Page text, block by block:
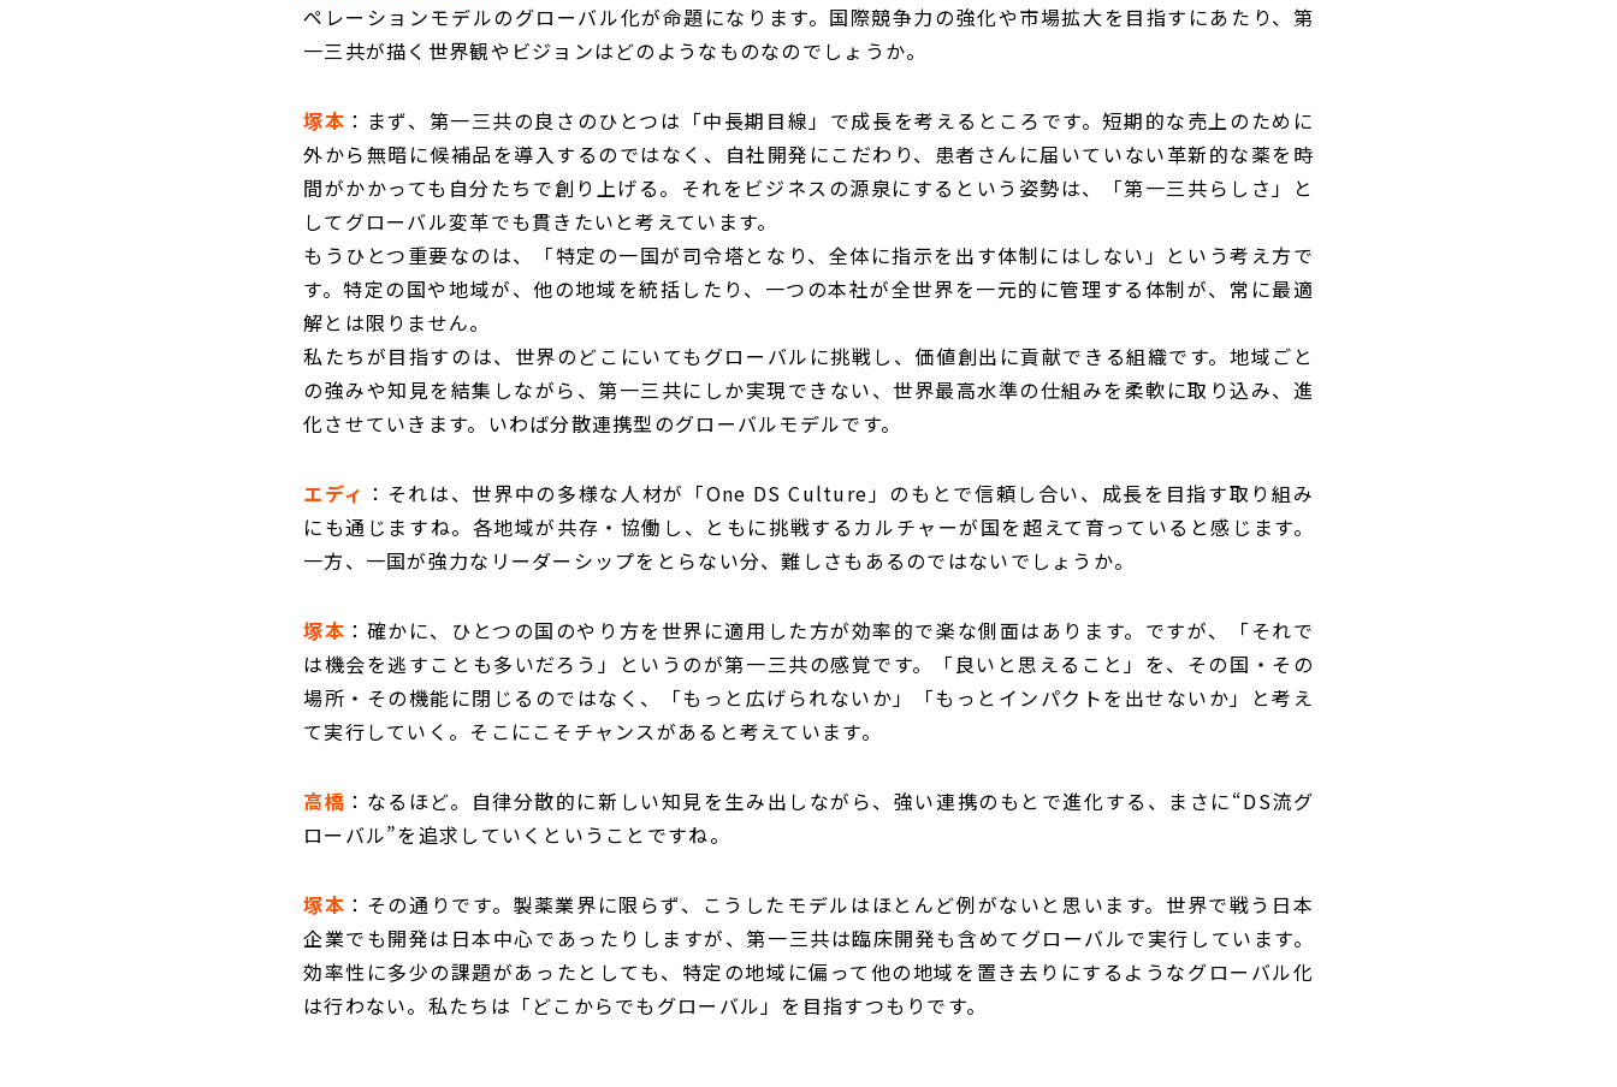
ペレーションモデルのグローバル化が命題になります。国際競争力の強化や市場拡大を目指すにあたり、第
一三共が描く世界観やビジョンはどのようなものなのでしょうか。
塚本 ：まず、第一三共の良さのひとつは「中長期目線」で成長を考えるところです。短期的な売上のために
外から無暗に候補品を導入するのではなく、自社開発にこだわり、患者さんに届いていない革新的な薬を時
間がかかっても自分たちで創り上げる。それをビジネスの源泉にするという姿勢は、「第一三共らしさ」と
してグローバル変革でも貫きたいと考えています。
もうひとつ重要なのは、「特定の一国が司令塔となり、全体に指示を出す体制にはしない」という考え方で
す。特定の国や地域が、他の地域を統括したり、一つの本社が全世界を一元的に管理する体制が、常に最適
解とは限りません。
私たちが目指すのは、世界のどこにいてもグローバルに挑戦し、価値創出に貢献できる組織です。地域ごと
の強みや知見を結集しながら、第一三共にしか実現できない、世界最高水準の仕組みを柔軟に取り込み、進
化させていきます。いわば分散連携型のグローバルモデルです。
エディ ：それは、世界中の多様な人材が「One DS Culture」のもとで信頼し合い、成長を目指す取り組み
にも通じますね。各地域が共存・協働し、ともに挑戦するカルチャーが国を超えて育っていると感じます。
一方、一国が強力なリーダーシップをとらない分、難しさもあるのではないでしょうか。
塚本 ：確かに、ひとつの国のやり方を世界に適用した方が効率的で楽な側面はあります。ですが、「それで
は機会を逃すことも多いだろう」というのが第一三共の感覚です。「良いと思えること」を、その国・その
場所・その機能に閉じるのではなく、「もっと広げられないか」「もっとインパクトを出せないか」と考え
て実行していく。そこにこそチャンスがあると考えています。
高橋 ：なるほど。自律分散的に新しい知見を生み出しながら、強い連携のもとで進化する、まさに“DS流グ
ローバル”を追求していくということですね。
塚本 ：その通りです。製薬業界に限らず、こうしたモデルはほとんど例がないと思います。世界で戦う日本
企業でも開発は日本中心であったりしますが、第一三共は臨床開発も含めてグローバルで実行しています。
効率性に多少の課題があったとしても、特定の地域に偏って他の地域を置き去りにするようなグローバル化
は行わない。私たちは「どこからでもグローバル」を目指すつもりです。